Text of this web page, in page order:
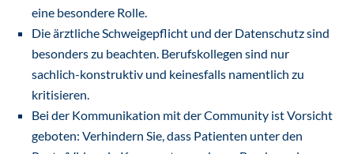
eine besondere Rolle.
Die ärztliche Schweigepflicht und der Datenschutz sind
besonders zu beachten. Berufskollegen sind nur
sachlich-konstruktiv und keinesfalls namentlich zu
kritisieren.
Bei der Kommunikation mit der Community ist Vorsicht
geboten: Verhindern Sie, dass Patienten unter den